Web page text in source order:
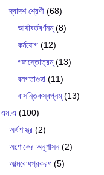
দ্বাদশ শ্রেণী (68)
আর্যাবর্তবর্ণনম্(8)
কর্মযোগ (12)
গঙ্গাস্তোত্রম্(13)
বনগতাগুহা (11)
বাসন্তিকস্বপ্নম্(13)
এম.এ (100)
অর্থশাস্ত্র (2)
অশোকের অনুশাসন(2)
আত্মবোধপ্রকরণ(5)